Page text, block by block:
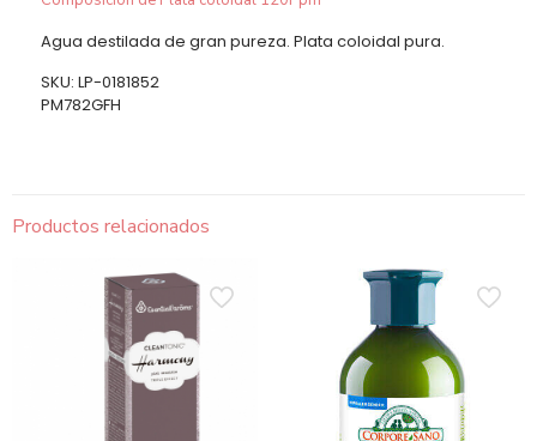
Agua destilada de gran pureza. Plata coloidal pura.
SKU: LP-0181852
PM782GFH
Productos relacionados